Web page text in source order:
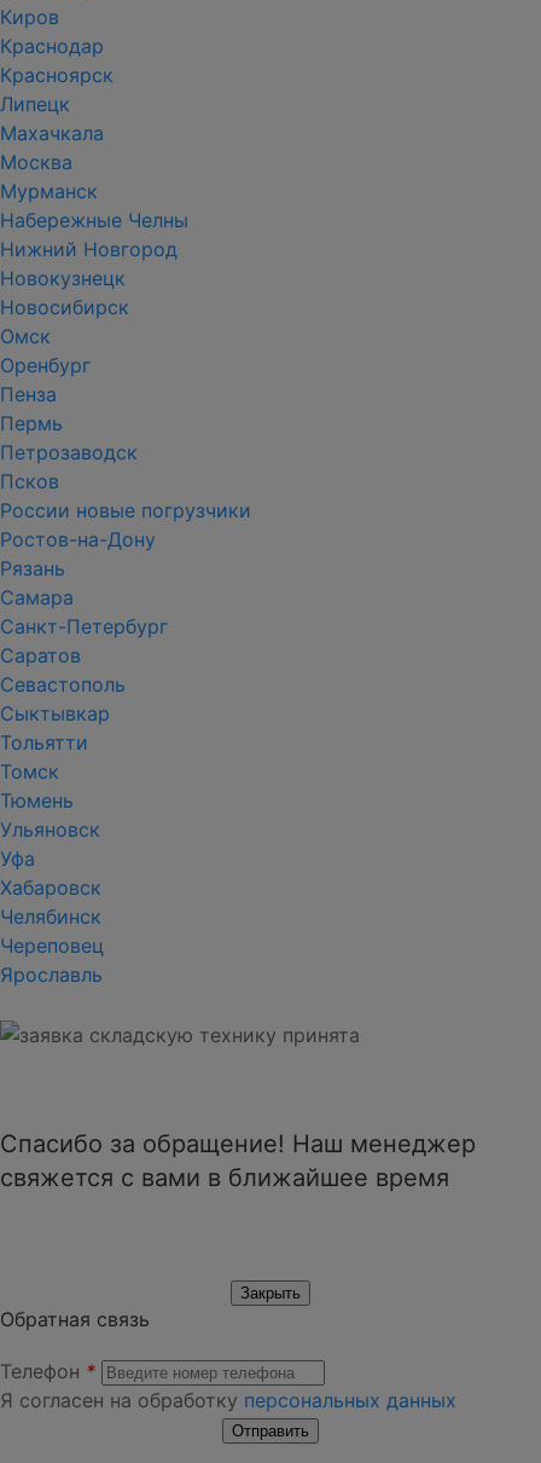
Киров
Краснодар
Красноярск
Липецк
Махачкала
Москва
Мурманск
Набережные Челны
Нижний Новгород
Новокузнецк
Новосибирск
Омск
Оренбург
Пенза
Пермь
Петрозаводск
Псков
России новые погрузчики
Ростов-на-Дону
Рязань
Самара
Санкт-Петербург
Саратов
Севастополь
Сыктывкар
Тольятти
Томск
Тюмень
Ульяновск
Уфа
Хабаровск
Челябинск
Череповец
Ярославль
Спасибо за обращение! Наш менеджер
свяжется с вами в ближайшее время
Обратная связь
Телефон *
Я согласен на обработку персональных данных